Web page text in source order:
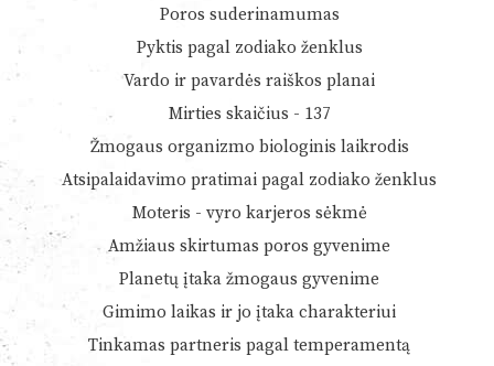
Poros suderinamumas
Pyktis pagal zodiako ženklus
Vardo ir pavardės raiškos planai
Mirties skaičius - 137
Žmogaus organizmo biologinis laikrodis
Atsipalaidavimo pratimai pagal zodiako ženklus
Moteris - vyro karjeros sėkmė
Amžiaus skirtumas poros gyvenime
Planetų įtaka žmogaus gyvenime
Gimimo laikas ir jo įtaka charakteriui
Tinkamas partneris pagal temperamentą